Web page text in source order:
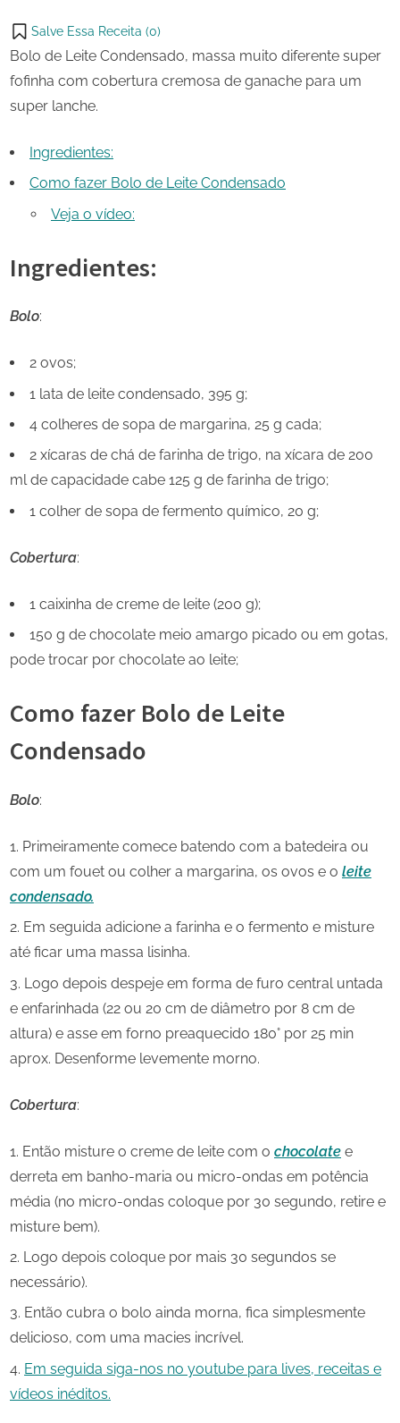
on
X
Salve Essa Receita (0)
Bolo de Leite Condensado, massa muito diferente super
fofinha com cobertura cremosa de ganache para um
super lanche.
Ingredientes:
Como fazer Bolo de Leite Condensado
Veja o vídeo:
Ingredientes:
Bolo:
2 ovos;
1 lata de leite condensado, 395 g;
4 colheres de sopa de margarina, 25 g cada;
2 xícaras de chá de farinha de trigo, na xícara de 200
ml de capacidade cabe 125 g de farinha de trigo;
1 colher de sopa de fermento químico, 20 g;
Cobertura:
1 caixinha de creme de leite (200 g);
150 g de chocolate meio amargo picado ou em gotas,
pode trocar por chocolate ao leite;
Como fazer Bolo de Leite
Condensado
Bolo:
Primeiramente comece batendo com a batedeira ou
com um fouet ou colher a margarina, os ovos e o leite
condensado.
Em seguida adicione a farinha e o fermento e misture
até ficar uma massa lisinha.
Logo depois despeje em forma de furo central untada
e enfarinhada (22 ou 20 cm de diâmetro por 8 cm de
altura) e asse em forno preaquecido 180° por 25 min
aprox. Desenforme levemente morno.
Cobertura:
Então misture o creme de leite com o chocolate e
derreta em banho-maria ou micro-ondas em potência
média (no micro-ondas coloque por 30 segundo, retire e
misture bem).
Logo depois coloque por mais 30 segundos se
necessário).
Então cubra o bolo ainda morna, fica simplesmente
delicioso, com uma macies incrível.
Em seguida siga-nos no youtube para lives, receitas e
vídeos inéditos.